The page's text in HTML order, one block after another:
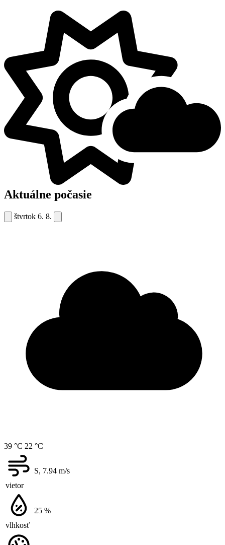
Aktuálne počasie
štvrtok 6. 8.
39 °C 22 °C
vietor
S, 7.94 m/s
vlhkosť
25 %